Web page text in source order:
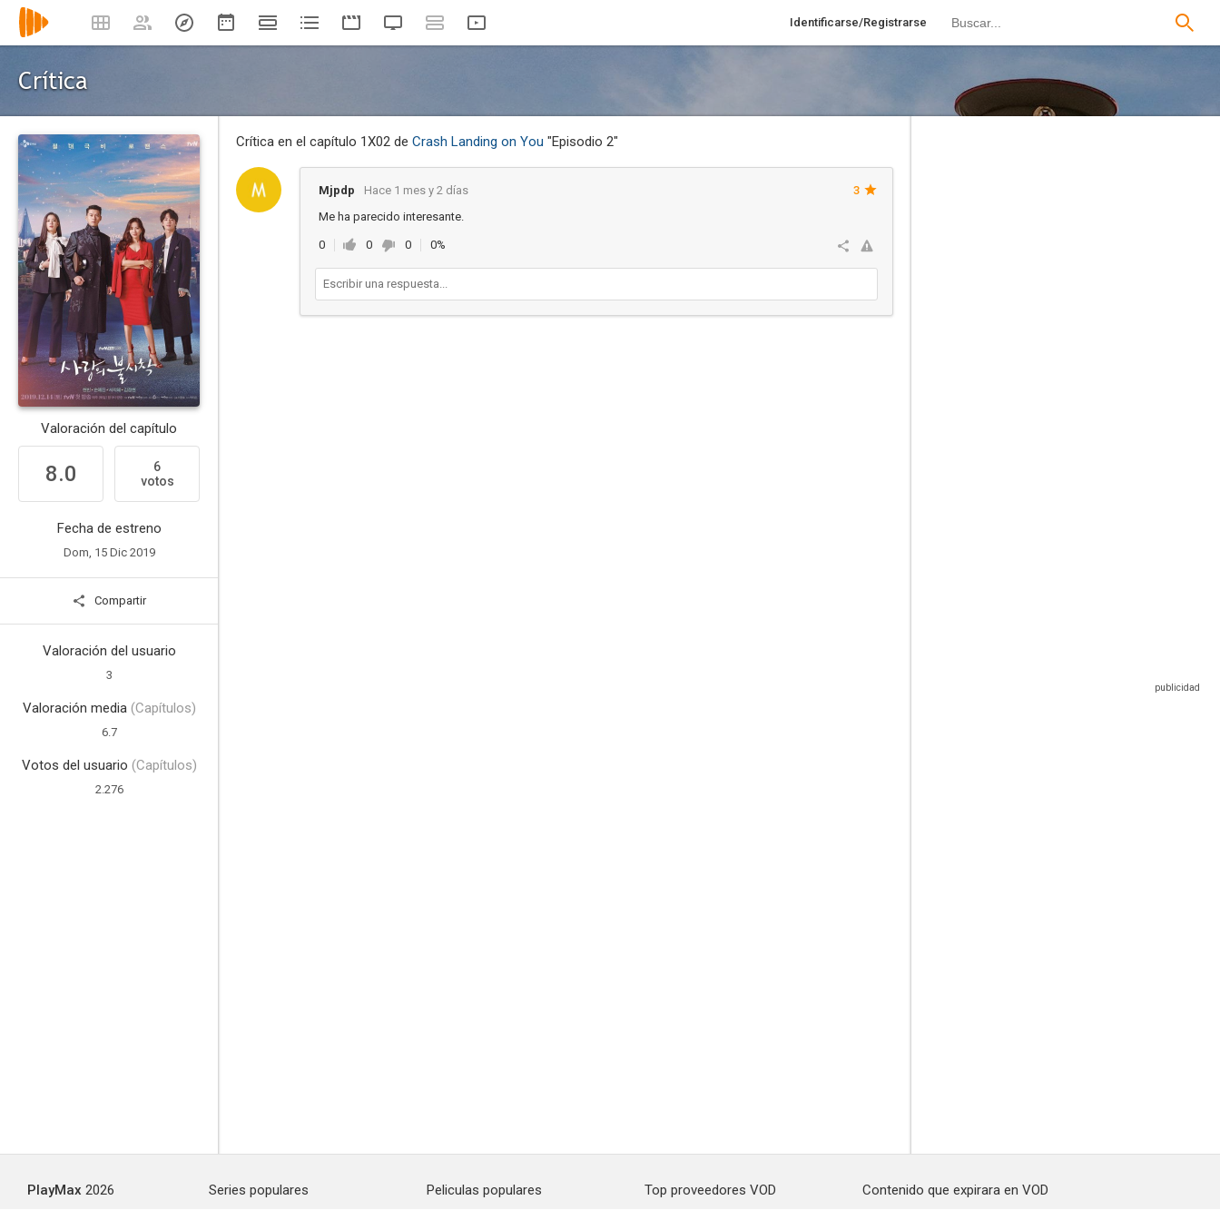
Identificarse/Registrarse
Crítica
Valoración del capítulo
8.0
6
votos
Fecha de estreno
Dom, 15 Dic 2019
Compartir
Valoración del usuario
3
Valoración media (Capítulos)
6.7
Votos del usuario (Capítulos)
2.276
Crítica en el capítulo 1X02 de Crash Landing on You "Episodio 2"
Mjpdp Hace 1 mes y 2 días
3
Me ha parecido interesante.
0 0 0 0%
PlayMax 2026
Series populares
Peliculas populares
Top proveedores VOD
Contenido que expirara en VOD